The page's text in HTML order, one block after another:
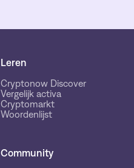
Leren
Cryptonow Discover
Vergelijk activa
Cryptomarkt
Woordenlijst
Community